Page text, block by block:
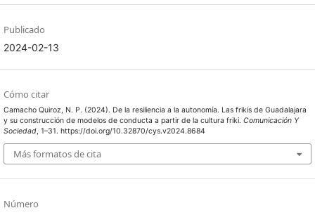
Publicado
2024-02-13
Cómo citar
Camacho Quiroz, N. P. (2024). De la resiliencia a la autonomía. Las frikis de Guadalajara
y su construcción de modelos de conducta a partir de la cultura friki. Comunicación Y
Sociedad, 1–31. https://doi.org/10.32870/cys.v2024.8684
Más formatos de cita
Número